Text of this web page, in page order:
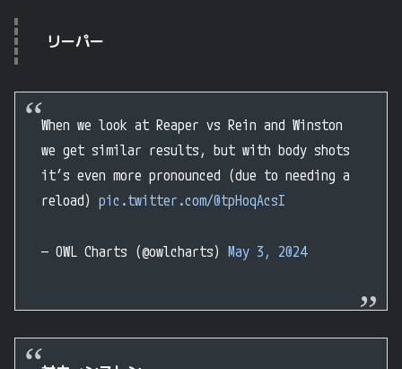
リーパー
When we look at Reaper vs Rein and Winston
we get similar results, but with body shots
it’s even more pronounced (due to needing a
reload) pic.twitter.com/0tpHoqAcsI
— OWL Charts (@owlcharts) May 3, 2024